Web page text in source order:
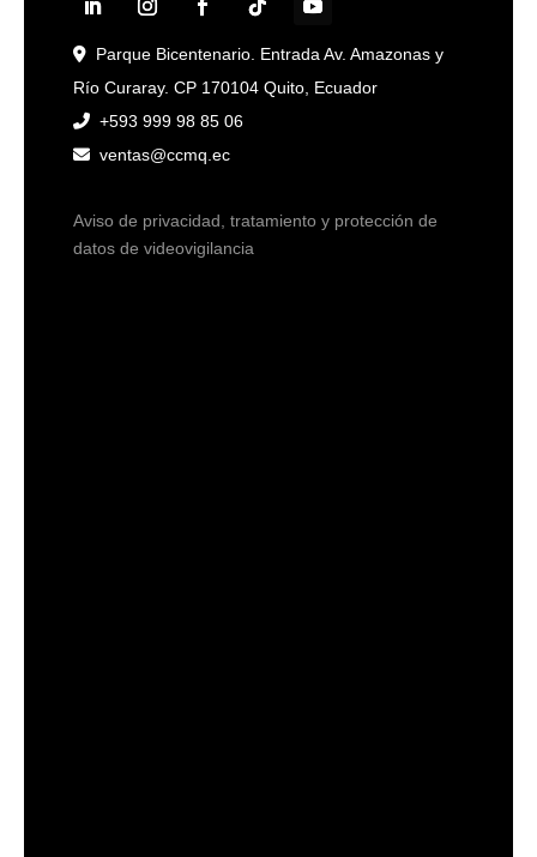
Parque Bicentenario. Entrada Av. Amazonas y
Río Curaray. CP 170104 Quito, Ecuador
+593 999 98 85 06
ventas@ccmq.ec
Aviso de privacidad, tratamiento y protección de
datos de videovigilancia